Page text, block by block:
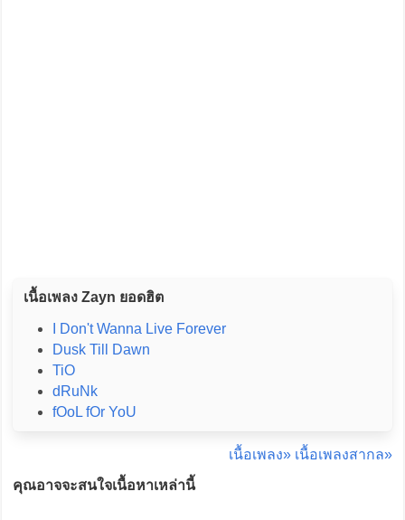
เนื้อเพลง Zayn ยอดฮิต
I Don't Wanna Live Forever
Dusk Till Dawn
TiO
dRuNk
fOoL fOr YoU
เนื้อเพลง» เนื้อเพลงสากล»
คุณอาจจะสนใจเนื้อหาเหล่านี้